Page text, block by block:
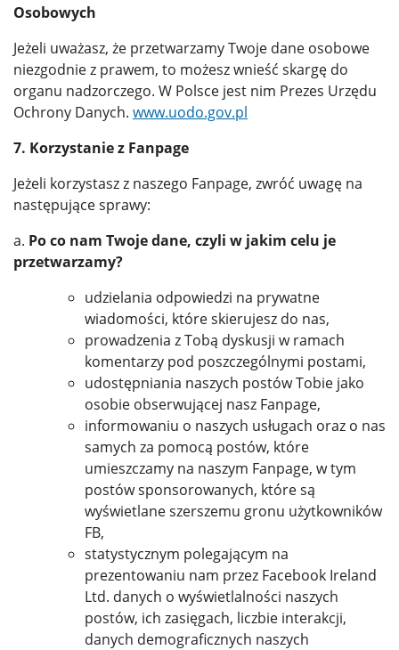
Osobowych
Jeżeli uważasz, że przetwarzamy Twoje dane osobowe
niezgodnie z prawem, to możesz wnieść skargę do
organu nadzorczego. W Polsce jest nim Prezes Urzędu
Ochrony Danych. www.uodo.gov.pl
7. Korzystanie z Fanpage
Jeżeli korzystasz z naszego Fanpage, zwróć uwagę na
następujące sprawy:
a. Po co nam Twoje dane, czyli w jakim celu je
przetwarzamy?
udzielania odpowiedzi na prywatne
wiadomości, które skierujesz do nas,
prowadzenia z Tobą dyskusji w ramach
komentarzy pod poszczególnymi postami,
udostępniania naszych postów Tobie jako
osobie obserwującej nasz Fanpage,
informowaniu o naszych usługach oraz o nas
samych za pomocą postów, które
umieszczamy na naszym Fanpage, w tym
postów sponsorowanych, które są
wyświetlane szerszemu gronu użytkowników
FB,
statystycznym polegającym na
prezentowaniu nam przez Facebook Ireland
Ltd. danych o wyświetlalności naszych
postów, ich zasięgach, liczbie interakcji,
danych demograficznych naszych